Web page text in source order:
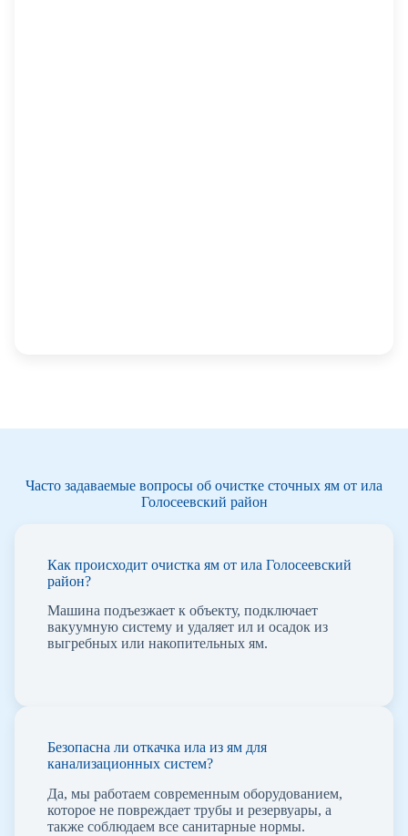
Часто задаваемые вопросы об очистке сточных ям от ила
Голосеевский район
Как происходит очистка ям от ила Голосеевский
район?
Машина подъезжает к объекту, подключает
вакуумную систему и удаляет ил и осадок из
выгребных или накопительных ям.
Безопасна ли откачка ила из ям для
канализационных систем?
Да, мы работаем современным оборудованием,
которое не повреждает трубы и резервуары, а
также соблюдаем все санитарные нормы.